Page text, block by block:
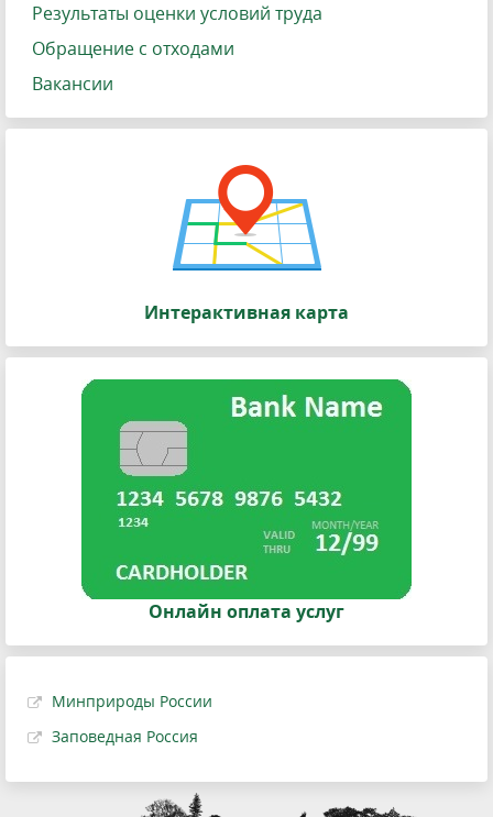
Результаты оценки условий труда
Обращение с отходами
Вакансии
Интерактивная карта
Онлайн оплата услуг
Минприроды России
Заповедная Россия